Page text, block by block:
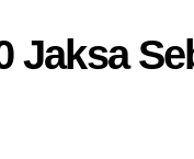
Jaksa